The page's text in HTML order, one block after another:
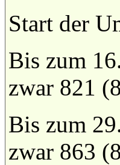
Start der
Bis zum
zwar 821
Bis zum
zwar 863